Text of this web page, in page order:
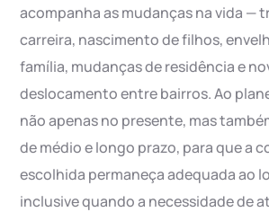
acompanha as mudanças na vida —
carreira, nascimento de filhos,
família, mudanças de residência e
deslocamento entre bairros. Ao
não apenas no presente, mas
de médio e longo prazo, para que a
escolhida permaneça adequada ao
inclusive quando a necessidade de